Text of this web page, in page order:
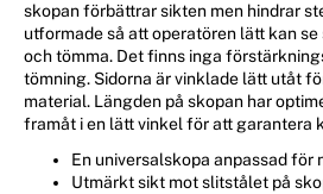
skopan förbättrar sikten men hindrar
utformade så att operatören lätt kan
och tömma. Det finns inga
tömning. Sidorna är vinklade lätt utåt
material. Längden på skopan har
framåt i en lätt vinkel för att garantera
En universalskopa anpassad
Utmärkt sikt mot slitstålet på